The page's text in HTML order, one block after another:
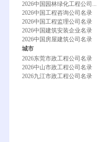
2026中国园林绿化工程公司...
2026中国工程咨询公司名录
2026中国工程监理公司名录
2026中国建筑安装企业名录
2026中国房屋建筑公司名录
城市
2026东莞市政工程公司名录
2026中山市政工程公司名录
2026九江市政工程公司名录